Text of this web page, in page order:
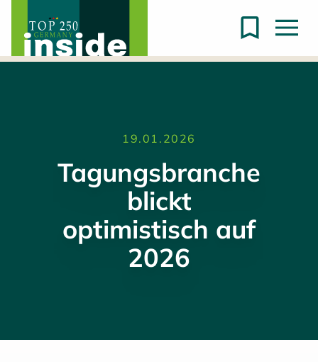
19.01.2026
Tagungsbranche
blickt
optimistisch auf
2026